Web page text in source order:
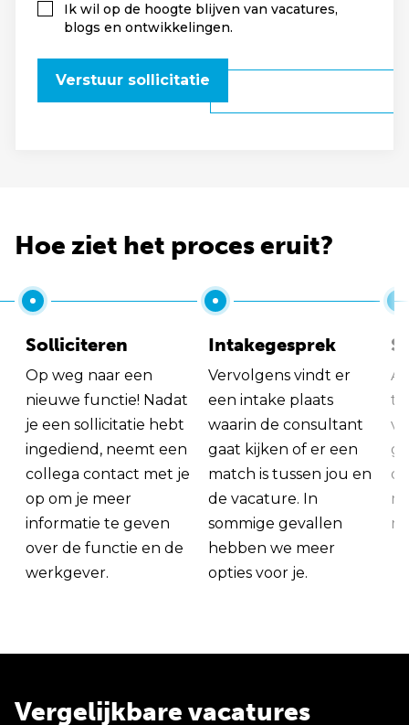
Ik wil op de hoogte blijven van vacatures,
blogs en ontwikkelingen.
Verstuur sollicitatie
Hoe ziet het proces eruit?
Solliciteren
Op weg naar een
nieuwe functie! Nadat
je een sollicitatie hebt
ingediend, neemt een
collega contact met je
op om je meer
informatie te geven
over de functie en de
werkgever.
Intakegesprek
Vervolgens vindt er
een intake plaats
waarin de consultant
gaat kijken of er een
match is tussen jou en
de vacature. In
sommige gevallen
hebben we meer
opties voor je.
Vergelijkbare vacatures